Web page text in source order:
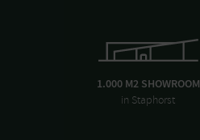
1.000 M2 SHOWROOM
in Staphorst